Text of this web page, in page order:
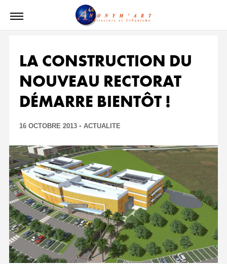
LA CONSTRUCTION DU
NOUVEAU RECTORAT
DÉMARRE BIENTÔT !
16 OCTOBRE 2013 - ACTUALITE